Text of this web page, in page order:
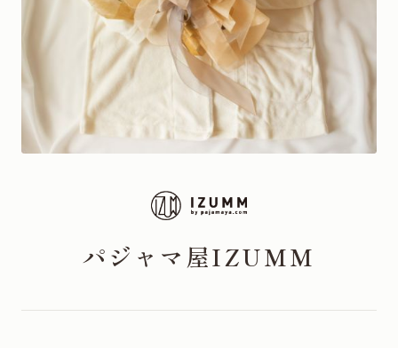
パジャマ屋IZUMM